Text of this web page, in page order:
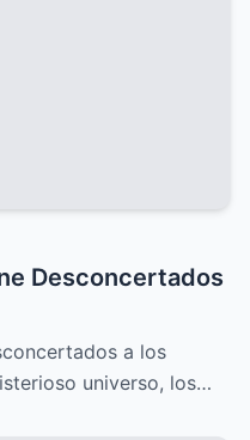
Desconcertados
a los
universo, los…